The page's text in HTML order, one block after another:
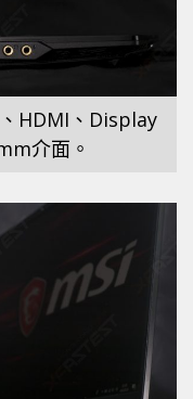
HDMI、Display
介面。